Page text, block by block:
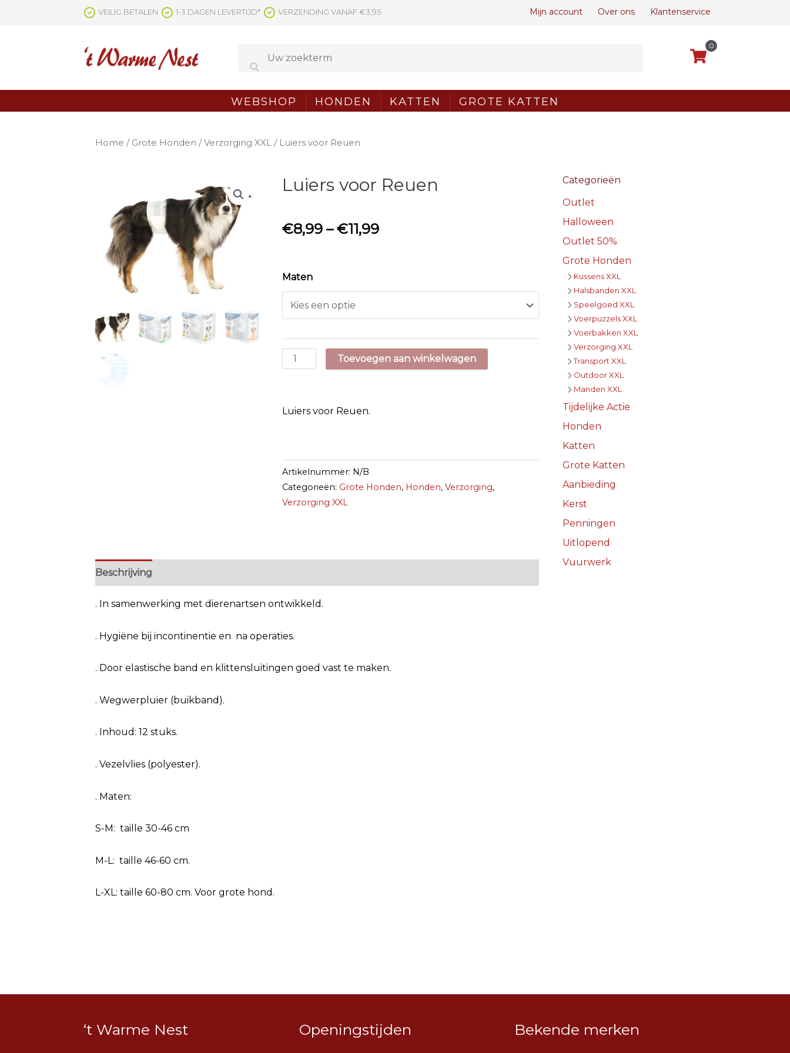
VEILIG BETALEN 1-3 DAGEN LEVERTIJD* VERZENDING VANAF €3,95 Mijn account Over ons Klantenservice
0
WEBSHOP HONDEN KATTEN GROTE KATTEN
Home / Grote Honden /Verzorging XXL / Luiers voor Reuen
Luiers voor Reuen
€8,99 –€11,99
Maten
Luiers
aantal
Toevoegen aan winkelwagen
Luiers voor Reuen.
Artikelnummer: N/B
Categorieën: Grote Honden, Honden, Verzorging,
Verzorging XXL
Beschrijving
. In samenwerking met dierenartsen ontwikkeld.
. Hygiëne bij incontinentie en na operaties.
. Door elastische band en klittensluitingen goed vast te maken.
. Wegwerpluier (buikband).
. Inhoud: 12 stuks.
. Vezelvlies (polyester).
. Maten:
S-M: taille 30-46 cm
M-L: taille 46-60 cm.
L-XL: taille 60-80 cm. Voor grote hond.
Categorieën
Outlet
Halloween
Outlet 50%
Grote Honden
Kussens XXL
Halsbanden XXL
Speelgoed XXL
Voerpuzzels XXL
Voerbakken XXL
Verzorging XXL
Transport XXL
Outdoor XXL
Manden XXL
Tijdelijke Actie
Honden
Katten
Grote Katten
Aanbieding
Kerst
Penningen
Uitlopend
Vuurwerk
‘t Warme Nest Openingstijden Bekende merken